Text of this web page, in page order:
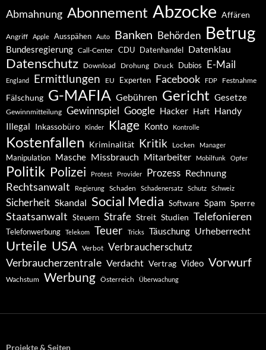
Abmahnung Abonnement Abzocke Affären
Angriff Apple Ausspähen Auto Banken Behörden Betrug
Bundesregierung Call-Center CDU Datenhandel Datenklau
Datenschutz Download Drohung Druck Dubios E-Mail
England Ermittlungen EU Experten Facebook FDP Festnahme
Fälschung G-MAFIA Gebühren Gericht Gesetze
Gewinnmitteilung Gewinnspiel Google Hacker Haft Handy
Illegal Inkassobüro Kinder Klage Konto Kontrolle
Kostenfallen Kriminalität Kritik Locken Manager
Manipulation Masche Missbrauch Mitarbeiter Mobilfunk Opfer
Politik Polizei Protest Provider Prozess Rechnung
Rechtsanwalt Regierung Schaden Schadenersatz Schutz Schweiz
Sicherheit Skandal Social Media Software Spam Sperre
Staatsanwalt Steuern Strafe Streit Studien Telefonieren
Telefonwerbung Telekom Teuer Tricks Täuschung Urheberrecht
Urteile USA Verbot Verbraucherschutz
Verbraucherzentrale Verdacht Vertrag Video Vorwurf
Wachstum Werbung Österreich Überwachung
Projekte & Seiten